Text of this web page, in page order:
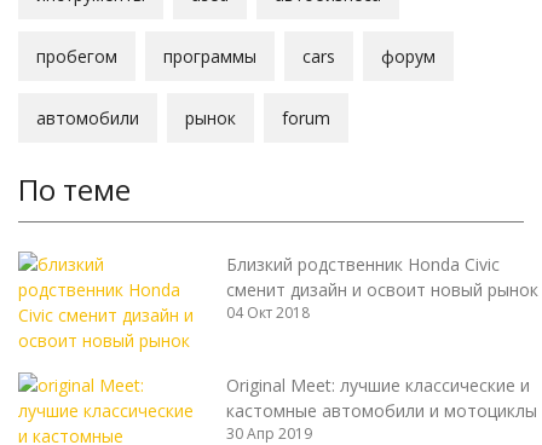
пробегом программы cars форум
автомобили рынок forum
По теме
Близкий родственник Honda Civic
сменит дизайн и освоит новый рынок
04 Окт 2018
Original Meet: лучшие классические и
кастомные автомобили и мотоциклы
30 Апр 2019